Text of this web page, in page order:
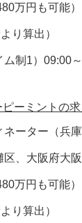
万円も可能）
り算出）
制1）09:00
ーミントの求
ーター（兵
、大阪府大
万円も可能）
り算出）